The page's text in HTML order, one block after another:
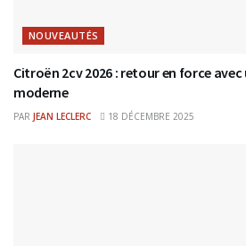
NOUVEAUTÉS
Citroën 2cv 2026 : retour en force
moderne
PAR JEAN LECLERC 18 DÉCEMBRE 2025